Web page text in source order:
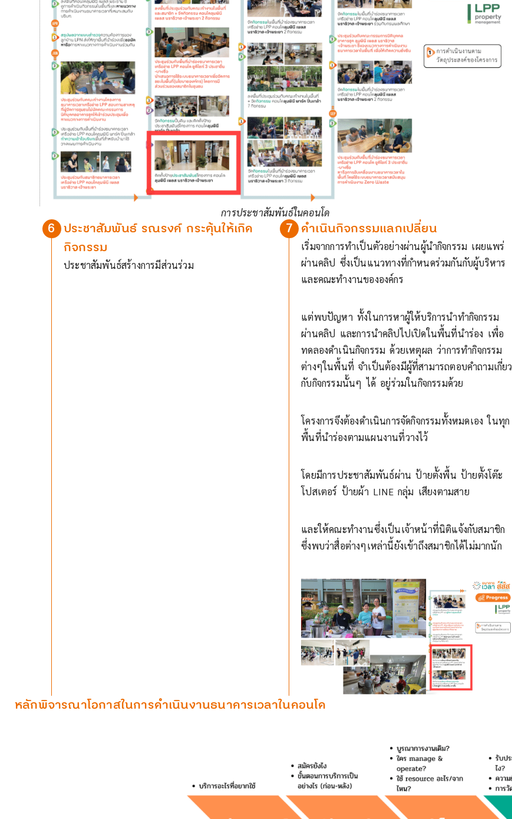
การประชาสัมพันธ์ในคอนโด
6 ประชาสัมพันธ์ รณรงค์ กระตุ้นให้เกิด
กิจกรรม
ประชาสัมพันธ์สร้างการมีส่วนร่วม
7 ดำเนินกิจกรรมแลกเปลี่ยน
เริ่มจากการทำเป็นตัวอย่างผ่านผู้นำกิจกรรม เผยแพร่
ผ่านคลิป ซึ่งเป็นแนวทางที่กำหนดร่วมกันกับผู้บริหาร
และคณะทำงานขององค์กร
แต่พบปัญหา ทั้งในการหาผู้ให้บริการนำทำกิจกรรม
ผ่านคลิป และการนำคลิปไปเปิดในพื้นที่นำร่อง เพื่อ
ทดลองดำเนินกิจกรรม ด้วยเหตุผล ว่าการทำกิจกรรม
ต่างๆในพื้นที่ จำเป็นต้องมีผู้ที่สามารถตอบคำถามเกี่ยว
กับกิจกรรมนั้นๆ ได้ อยู่ร่วมในกิจกรรมด้วย
โครงการจึงต้องดำเนินการจัดกิจกรรมทั้งหมดเอง ในทุก
พื้นที่นำร่องตามแผนงานที่วางไว้
โดยมีการประชาสัมพันธ์ผ่าน ป้ายตั้งพื้น ป้ายตั้งโต๊ะ
โปสเตอร์ ป้ายผ้า LINE กลุ่ม เสียงตามสาย
และให้คณะทำงานซึ่งเป็นเจ้าหน้าที่นิติแจ้งกับสมาชิก
ซึ่งพบว่าสื่อต่างๆเหล่านี้ยังเข้าถึงสมาชิกได้ไม่มากนัก
หลักพิจารณาโอกาสในการดำเนินงานธนาคารเวลาในคอนโด